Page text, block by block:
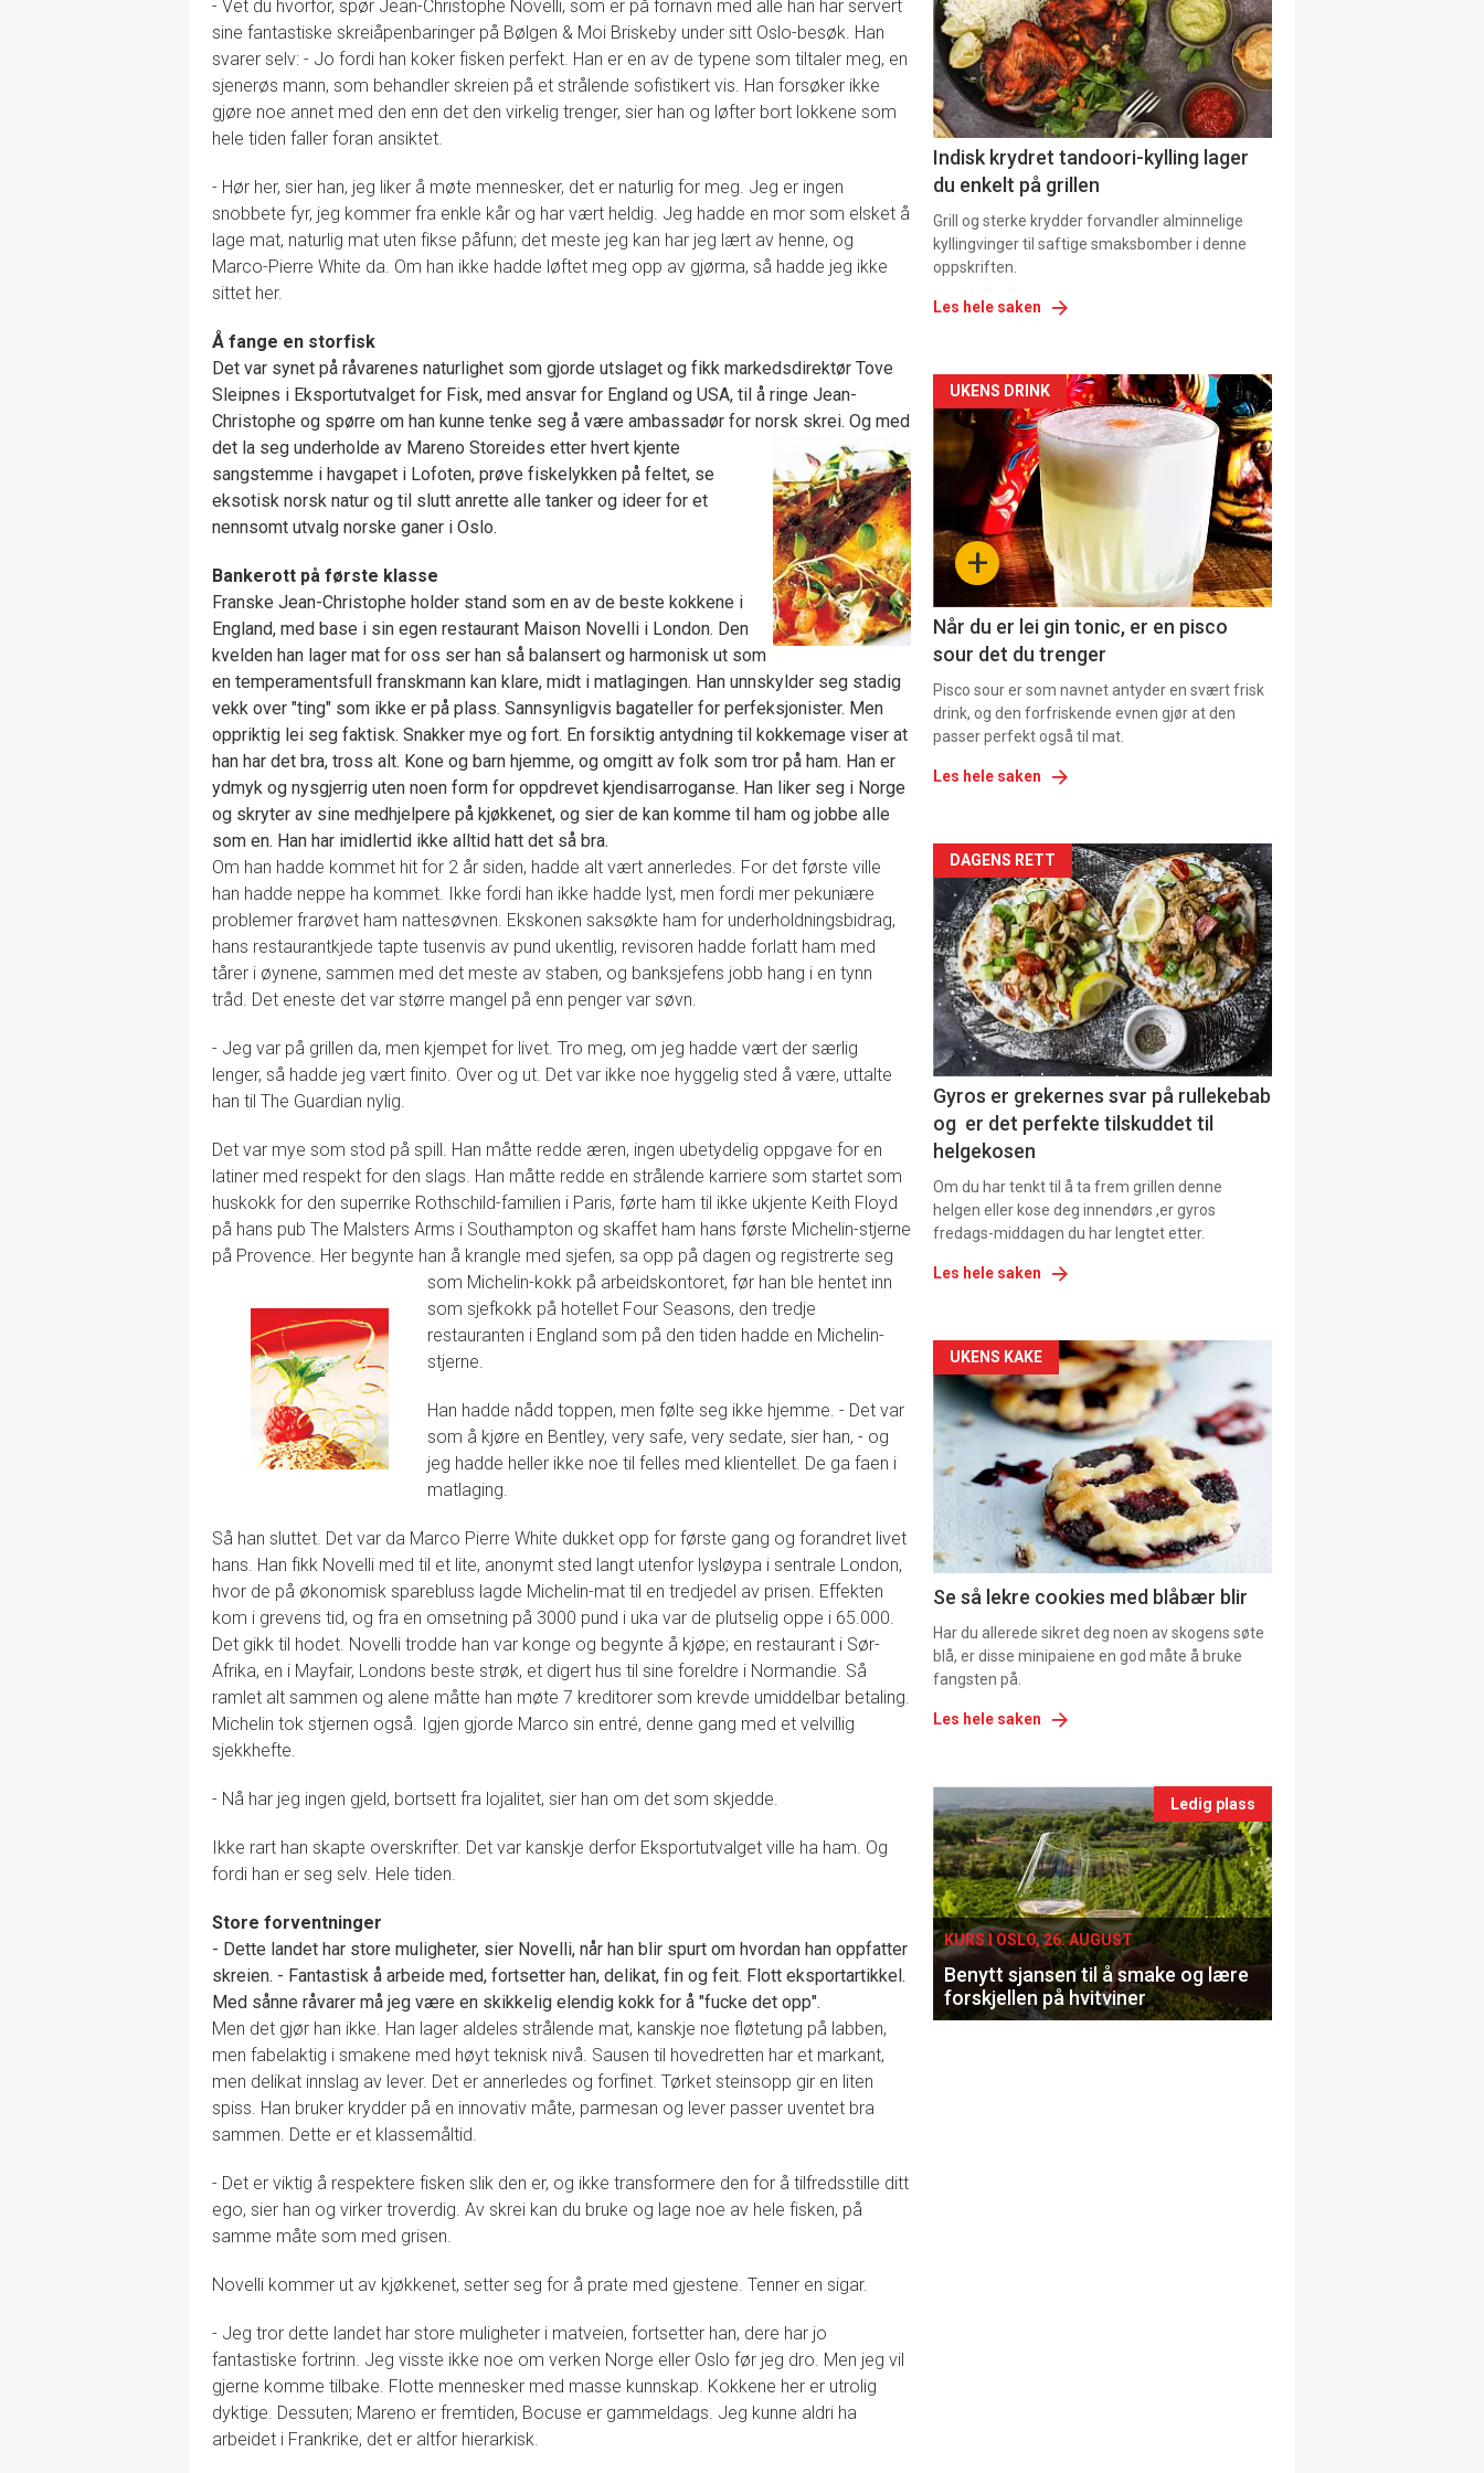
- Vet du hvorfor, spør Jean-Christophe Novelli, som er på fornavn med alle han har servert
sine fantastiske skreiåpenbaringer på Bølgen & Moi Briskeby under sitt Oslo-besøk. Han
svarer selv: - Jo fordi han koker fisken perfekt. Han er en av de typene som tiltaler meg, en
sjenerøs mann, som behandler skreien på et strålende sofistikert vis. Han forsøker ikke
gjøre noe annet med den enn det den virkelig trenger, sier han og løfter bort lokkene som
hele tiden faller foran ansiktet.
- Hør her, sier han, jeg liker å møte mennesker, det er naturlig for meg. Jeg er ingen
snobbete fyr, jeg kommer fra enkle kår og har vært heldig. Jeg hadde en mor som elsket å
lage mat, naturlig mat uten fikse påfunn; det meste jeg kan har jeg lært av henne, og
Marco-Pierre White da. Om han ikke hadde løftet meg opp av gjørma, så hadde jeg ikke
sittet her.
Å fange en storfisk
Det var synet på råvarenes naturlighet som gjorde utslaget og fikk markedsdirektør Tove
Sleipnes i Eksportutvalget for Fisk, med ansvar for England og USA, til å ringe Jean-
Christophe og spørre om han kunne tenke seg å være ambassadør for norsk skrei. Og med
det la seg underholde av Mareno Storeides etter hvert kjente
sangstemme i havgapet i Lofoten, prøve fiskelykken på feltet, se
eksotisk norsk natur og til slutt anrette alle tanker og ideer for et
nennsomt utvalg norske ganer i Oslo.
Bankerott på første klasse
Franske Jean-Christophe holder stand som en av de beste kokkene i
England, med base i sin egen restaurant Maison Novelli i London. Den
kvelden han lager mat for oss ser han så balansert og harmonisk ut som
en temperamentsfull franskmann kan klare, midt i matlagingen. Han unnskylder seg stadig
vekk over "ting" som ikke er på plass. Sannsynligvis bagateller for perfeksjonister. Men
oppriktig lei seg faktisk. Snakker mye og fort. En forsiktig antydning til kokkemage viser at
han har det bra, tross alt. Kone og barn hjemme, og omgitt av folk som tror på ham. Han er
ydmyk og nysgjerrig uten noen form for oppdrevet kjendisarroganse. Han liker seg i Norge
og skryter av sine medhjelpere på kjøkkenet, og sier de kan komme til ham og jobbe alle
som en. Han har imidlertid ikke alltid hatt det så bra.
Om han hadde kommet hit for 2 år siden, hadde alt vært annerledes. For det første ville
han hadde neppe ha kommet. Ikke fordi han ikke hadde lyst, men fordi mer pekuniære
problemer frarøvet ham nattesøvnen. Ekskonen saksøkte ham for underholdningsbidrag,
hans restaurantkjede tapte tusenvis av pund ukentlig, revisoren hadde forlatt ham med
tårer i øynene, sammen med det meste av staben, og banksjefens jobb hang i en tynn
tråd. Det eneste det var større mangel på enn penger var søvn.
- Jeg var på grillen da, men kjempet for livet. Tro meg, om jeg hadde vært der særlig
lenger, så hadde jeg vært finito. Over og ut. Det var ikke noe hyggelig sted å være, uttalte
han til The Guardian nylig.
Det var mye som stod på spill. Han måtte redde æren, ingen ubetydelig oppgave for en
latiner med respekt for den slags. Han måtte redde en strålende karriere som startet som
huskokk for den superrike Rothschild-familien i Paris, førte ham til ikke ukjente Keith Floyd
på hans pub The Malsters Arms i Southampton og skaffet ham hans første Michelin-stjerne
på Provence. Her begynte han å krangle med sjefen, sa opp på dagen og registrerte seg
som Michelin-kokk på arbeidskontoret,før han ble hentet inn
som sjefkokk på hotellet Four Seasons, den tredje
restauranten i England som på den tiden hadde en Michelin-
stjerne.
Han hadde nådd toppen, men følte seg ikke hjemme. - Det var
som å kjøre en Bentley, very safe, very sedate, sier han, - og
jeg hadde heller ikke noe til felles med klientellet. De ga faen i
matlaging.
Så han sluttet. Det var da Marco Pierre White dukket opp for første gang og forandret livet
hans. Han fikk Novelli med til et lite, anonymt sted langt utenfor lysløypa i sentrale London,
hvor de på økonomisk sparebluss lagde Michelin-mat til en tredjedel av prisen. Effekten
kom i grevens tid, og fra en omsetning på 3000 pund i uka var de plutselig oppe i 65.000.
Det gikk til hodet. Novelli trodde han var konge og begynte å kjøpe; en restaurant i Sør-
Afrika, en i Mayfair, Londons beste strøk, et digert hus til sine foreldre i Normandie. Så
ramlet alt sammen og alene måtte han møte 7 kreditorer som krevde umiddelbar betaling.
Michelin tok stjernen også. Igjen gjorde Marco sin entré, denne gang med et velvillig
sjekkhefte.
- Nå har jeg ingen gjeld, bortsett fra lojalitet, sier han om det som skjedde.
Ikke rart han skapte overskrifter. Det var kanskje derfor Eksportutvalget ville ha ham. Og
fordi han er seg selv. Hele tiden.
Store forventninger
- Dette landet har store muligheter, sier Novelli, når han blir spurt om hvordan han oppfatter
skreien. - Fantastisk å arbeide med, fortsetter han, delikat, fin og feit. Flott eksportartikkel.
Med sånne råvarer må jeg være en skikkelig elendig kokk for å "fucke det opp".
Men det gjør han ikke. Han lager aldeles strålende mat, kanskje noe fløtetung på labben,
men fabelaktig i smakene med høyt teknisk nivå. Sausen til hovedretten har et markant,
men delikat innslag av lever. Det er annerledes og forfinet. Tørket steinsopp gir en liten
spiss. Han bruker krydder på en innovativ måte, parmesan og lever passer uventet bra
sammen. Dette er et klassemåltid.
- Det er viktig å respektere fisken slik den er, og ikke transformere den for å tilfredsstille ditt
ego, sier han og virker troverdig. Av skrei kan du bruke og lage noe av hele fisken, på
samme måte som med grisen.
Novelli kommer ut av kjøkkenet, setter seg for å prate med gjestene. Tenner en sigar.
- Jeg tror dette landet har store muligheter i matveien, fortsetter han, dere har jo
fantastiske fortrinn. Jeg visste ikke noe om verken Norge eller Oslo før jeg dro. Men jeg vil
gjerne komme tilbake. Flotte mennesker med masse kunnskap. Kokkene her er utrolig
dyktige. Dessuten; Mareno er fremtiden, Bocuse er gammeldags. Jeg kunne aldri ha
arbeidet i Frankrike, det er altfor hierarkisk.
-
section
11
Indisk krydret tandoori-kylling lager
du enkelt på grillen
Grill og sterke krydder forvandler alminnelige
kyllingvinger til saftige smaksbomber i denne
oppskriften.
Les hele saken
Artikler
detail
section
11
Dagens
rett
+
UKENS DRINK
Når du er lei gin tonic, er en pisco
sour det du trenger
Pisco sour er som navnet antyder en svært frisk
drink, og den forfriskende evnen gjør at den
passer perfekt også til mat.
Les hele saken
Artikler
detail
-
section
11
Dagens
rett
2
DAGENS RETT
Gyros er grekernes svar på rullekebab
og er det perfekte tilskuddet til
helgekosen
Om du har tenkt til å ta frem grillen denne
helgen eller kose deg innendørs ,er gyros
fredags-middagen du har lengtet etter.
Les hele saken
Artikler
detail
-
section
11
Ukens
vin
UKENS KAKE
Se så lekre cookies med blåbær blir
Har du allerede sikret deg noen av skogens søte
blå, er disse minipaiene en god måte å bruke
fangsten på.
Les hele saken
Events
single
Ledig plass
KURS I OSLO, 26. AUGUST
Benytt sjansen til å smake og lære
forskjellen på hvitviner